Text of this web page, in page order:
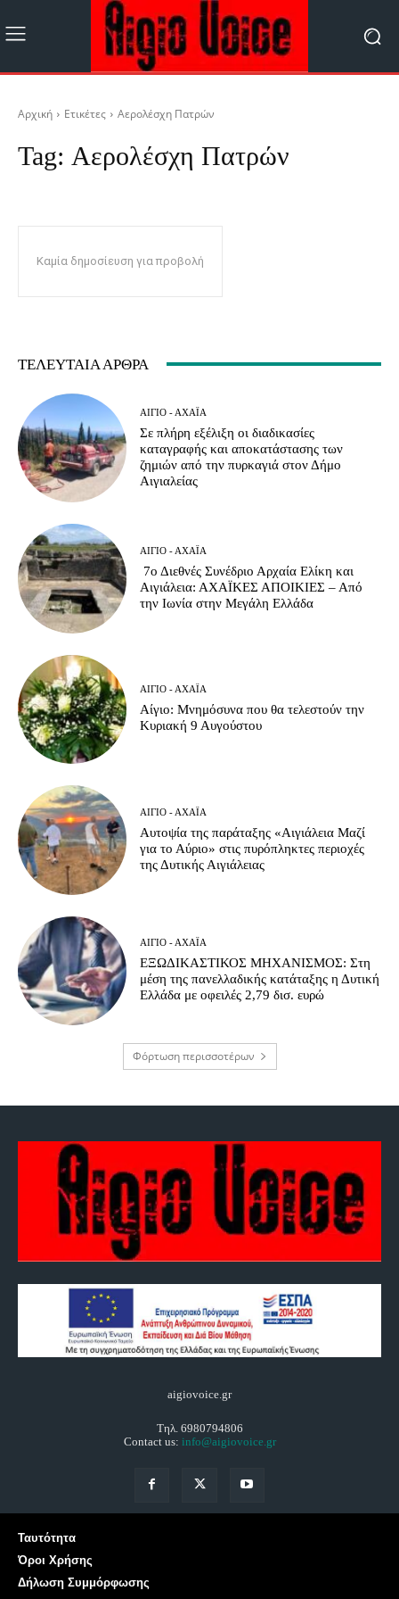
Αρχική Ετικέτες Αερολέσχη Πατρών
Tag: Αερολέσχη Πατρών
Καμία δημοσίευση για προβολή
ΤΕΛΕΥΤΑΊΑ ΆΡΘΡΑ
ΑΊΓΙΟ - ΑΧΑΪ́Α
Σε πλήρη εξέλιξη οι διαδικασίες
καταγραφής και αποκατάστασης των
ζημιών από την πυρκαγιά στον Δήμο
Αιγιαλείας
ΑΊΓΙΟ - ΑΧΑΪ́Α
7ο Διεθνές Συνέδριο Αρχαία Ελίκη και
Αιγιάλεια: ΑΧΑΪΚΕΣ ΑΠΟΙΚΙΕΣ – Από
την Ιωνία στην Μεγάλη Ελλάδα
ΑΊΓΙΟ - ΑΧΑΪ́Α
Αίγιο: Μνημόσυνα που θα τελεστούν την
Κυριακή 9 Αυγούστου
ΑΊΓΙΟ - ΑΧΑΪ́Α
Αυτοψία της παράταξης «Αιγιάλεια Μαζί
για το Αύριο» στις πυρόπληκτες περιοχές
της Δυτικής Αιγιάλειας
ΑΊΓΙΟ - ΑΧΑΪ́Α
ΕΞΩΔΙΚΑΣΤΙΚΟΣ ΜΗΧΑΝΙΣΜΟΣ: Στη
μέση της πανελλαδικής κατάταξης η Δυτική
Ελλάδα με οφειλές 2,79 δισ. ευρώ
Φόρτωση περισσοτέρων
aigiovoice.gr
Τηλ. 6980794806
Contact us: info@aigiovoice.gr
Ταυτότητα
Όροι Χρήσης
Δήλωση Συμμόρφωσης